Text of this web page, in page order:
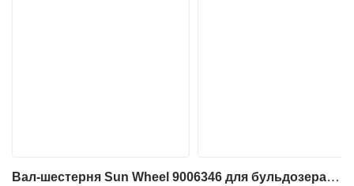
Вал-шестерня Sun Wheel 9006346 для бульдозера Liebherr PR754 / PR752 / RL52 / LU1050 C / LU1050 J / PR754 LGP / RL64